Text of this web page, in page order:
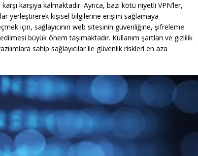
karşı karşıya kalmaktadır. Ayrıca, bazı kötü niyetli VPN’ler,
yerleştirerek kişisel bilgilerine erişim sağlamaya
için, sağlayıcının web sitesinin güvenliğine, şifreleme
büyük önem taşımaktadır. Kullanım şartları ve gizlilik
sahip sağlayıcılar ile güvenlik riskleri en aza